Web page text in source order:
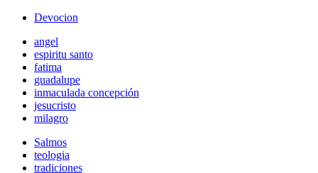
Devocion
angel
espiritu santo
fatima
guadalupe
inmaculada concepción
jesucristo
milagro
Salmos
teologia
tradiciones